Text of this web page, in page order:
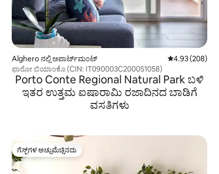
Alghero ನಲ್ಲಿ ಅಪಾರ್ಟ್‌ಮಂಟ್ 5 ರಲ್ಲಿ 4.93
4.93 (208)
ಫಾರೋ ಬಿಯಾಂಕೊ (CIN: IT090003C2000S1058)
Porto Conte Regional Natural Park ಬಳಿ
ಇತರ ಉತ್ತಮ ಐಷಾರಾಮಿ ರಜಾದಿನದ ಬಾಡಿಗೆ
ವಸತಿಗಳು
ಗೆಸ್ಟ್‌ಗಳ ಅಚ್ಚುಮೆಚ್ಚಿನದು
ಗೆಸ್ಟ್‌ಗಳ ಅಚ್ಚುಮೆಚ್ಚಿನದು